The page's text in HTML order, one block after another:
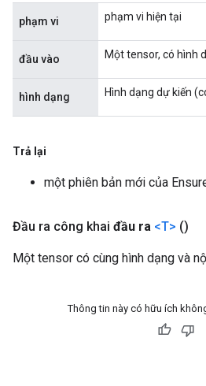
phạm vi phạm vi hiện tại
đầu vào Một tensor, có hình
hình dạng Hình dạng dự kiến
Trả lại
một phiên bản mới của
Đầu ra công khai đầu ra <T> ()
Một tensor có cùng hình dạng và
Thông tin này có hữu ích